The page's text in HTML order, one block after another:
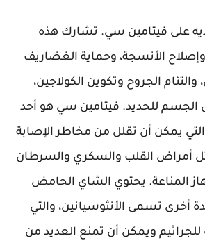
على فيتامين سي. تشارك هذه
الأنسجة، وحماية الغضاريف
الجروح وتكوين الكولاجين،
للحديد. فيتامين سي هو أحد
يمكن أن تقلل من مخاطر الإصابة
أمراض القلب والسكري والسرطان
المناعة. يحتوي الشاي الحامض
تسمى الأنثوسيانين، والتي
للجراثيم ويمكن أن تمنع العديد من